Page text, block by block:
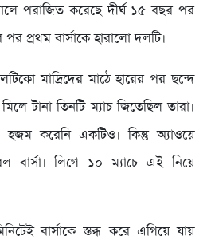
পরাজিত করেছে দীর্ঘ ১৫ বছর পর
প্রথম বার্সাকে হারালো দলটি।
মাদ্রিদের মাঠে হারের পর ছন্দে
টানা তিনটি ম্যাচ জিতেছিল তারা।
করেনি একটিও। কিন্তু অ্যাওয়ে
বার্সা। লিগে ১০ ম্যাচে এই নিয়ে
বার্সাকে স্তব্ধ করে এগিয়ে যায়